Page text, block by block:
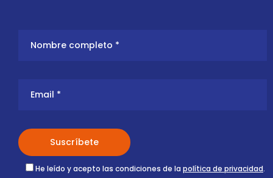
He leído y acepto las condiciones de la política de privacidad.